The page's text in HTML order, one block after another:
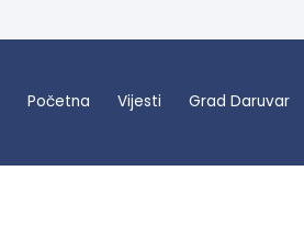
Početna Vijesti Grad Daruvar